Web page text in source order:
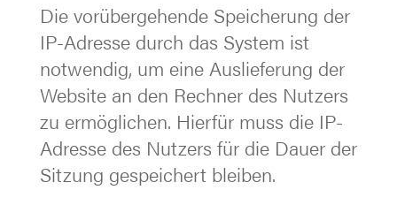
Die vorübergehende Speicherung der
IP-Adresse durch das System ist
notwendig, um eine Auslieferung der
Website an den Rechner des Nutzers
zu ermöglichen. Hierfür muss die IP-
Adresse des Nutzers für die Dauer der
Sitzung gespeichert bleiben.